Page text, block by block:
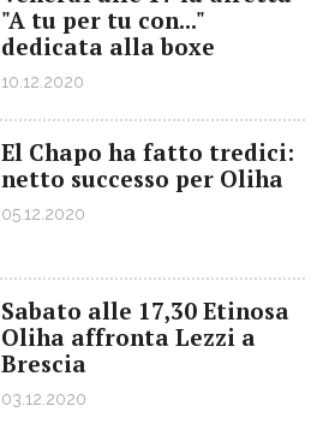
"A tu per tu con..."
dedicata alla boxe
10.12.2020
El Chapo ha fatto tredici:
netto successo per Oliha
05.12.2020
Sabato alle 17,30 Etinosa
Oliha affronta Lezzi a
Brescia
03.12.2020